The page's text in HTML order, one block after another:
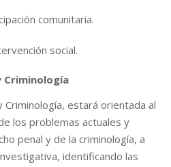
comunitaria.
social.
Criminología
Criminología, estará orientada al
los problemas actuales y
penal y de la criminología, a
identificando las